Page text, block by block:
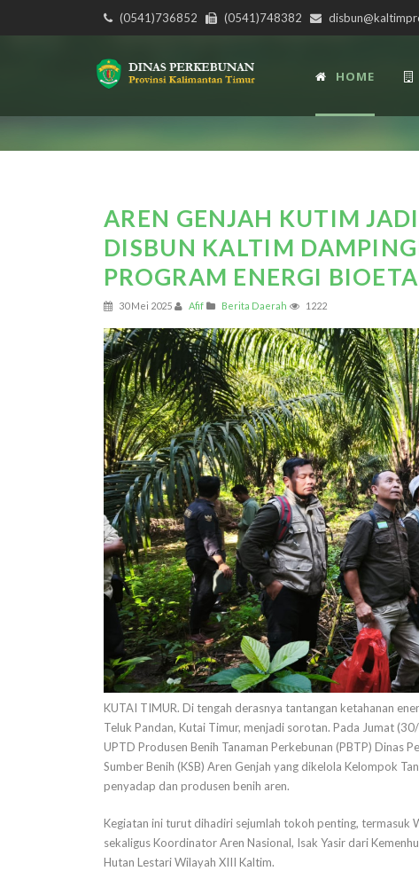
(0541)736852 (0541)748382
HOME
AREN GENJAH KUTIM
DISBUN KALTIM
PROGRAM ENERGI
30 Mei 2025 Afif Berita Daerah 1222
KUTAI TIMUR. Di tengah derasnya tantangan ketahanan
Teluk Pandan, Kutai Timur, menjadi sorotan. Pada Jumat
UPTD Produsen Benih Tanaman Perkebunan (PBTP) Dinas
Sumber Benih (KSB) Aren Genjah yang dikelola Kelompok
penyadap dan produsen benih aren.
Kegiatan ini turut dihadiri sejumlah tokoh penting, termasuk
sekaligus Koordinator Aren Nasional, Isak Yasir dari
Hutan Lestari Wilayah XIII Kaltim.